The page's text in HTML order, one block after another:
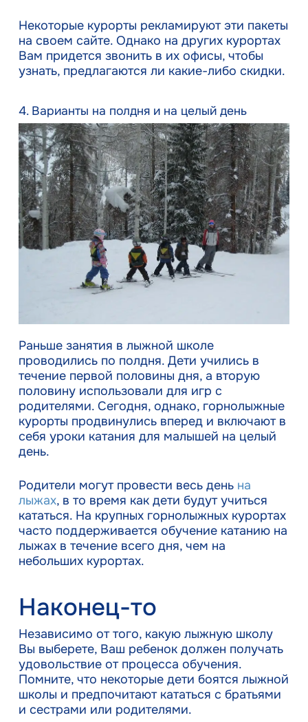
Некоторые курорты рекламируют эти пакеты
на своем сайте. Однако на других курортах
Вам придется звонить в их офисы, чтобы
узнать, предлагаются ли какие-либо скидки.
4. Варианты на полдня и на целый день
Раньше занятия в лыжной школе
проводились по полдня. Дети учились в
течение первой половины дня, а вторую
половину использовали для игр с
родителями. Сегодня, однако, горнолыжные
курорты продвинулись вперед и включают в
себя уроки катания для малышей на целый
день.
Родители могут провести весь день на
лыжах, в то время как дети будут учиться
кататься. На крупных горнолыжных курортах
часто поддерживается обучение катанию на
лыжах в течение всего дня, чем на
небольших курортах.
Наконец-то
Независимо от того, какую лыжную школу
Вы выберете, Ваш ребенок должен получать
удовольствие от процесса обучения.
Помните, что некоторые дети боятся лыжной
школы и предпочитают кататься с братьями
и сестрами или родителями.